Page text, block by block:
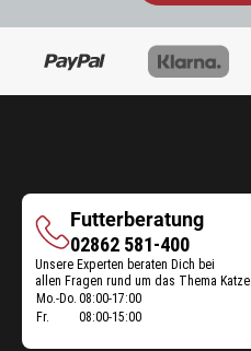
Futterberatung
Futterberatung
02862 581-400
Unsere Experten beraten Dich bei
allen Fragen rund um das Thema Katze.
Öffnungszeiten
Mo.-Do. 08:00-17:00
Fr.
08:00-15:00